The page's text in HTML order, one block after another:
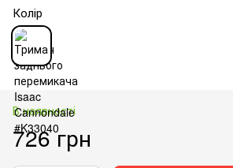
Колір
В наявності
726 грн